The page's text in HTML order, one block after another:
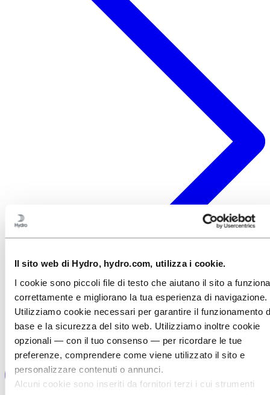
Il sito web di Hydro, hydro.com, utilizza i cookie.
I cookie sono piccoli file di testo che aiutano il sito a
correttamente e migliorano la tua esperienza di navigazione.
Utilizziamo cookie necessari per garantire il funzionamento
base e la sicurezza del sito web. Utilizziamo inoltre cookie
opzionali — con il tuo consenso — per ricordare le tue
preferenze, comprendere come viene utilizzato il sito e
personalizzare contenuti o annunci.
Alcuni cookie sono inseriti da fornitori terzi i cui strumenti